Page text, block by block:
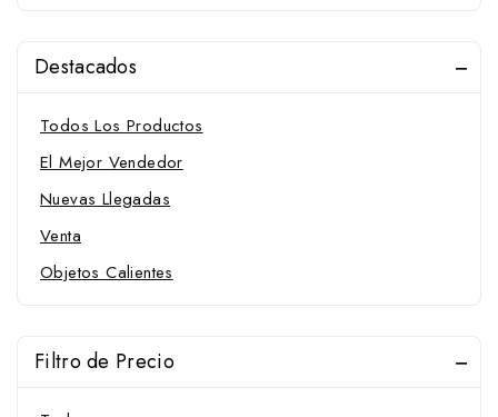
D
Trabalenguas
Destacados
Todos Los Productos
El Mejor Vendedor
Nuevas Llegadas
Venta
Objetos Calientes
Filtro de Precio